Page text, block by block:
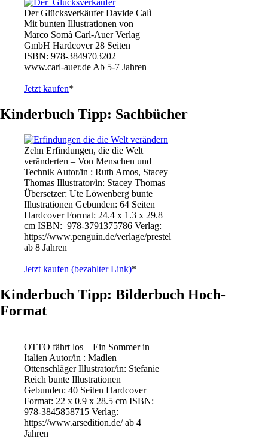
Der Glücksverkäufer Davide Calì
Mit bunten Illustrationen von
Marco Somà Carl-Auer Verlag
GmbH Hardcover 28 Seiten
ISBN: 978-3849703202
www.carl-auer.de Ab 5-7 Jahren
Jetzt kaufen*
Kinderbuch Tipp: Sachbücher
Zehn Erfindungen, die die Welt
veränderten – Von Menschen und
Technik Autor/in : Ruth Amos, Stacey
Thomas Illustrator/in: Stacey Thomas
Übersetzer: Ute Löwenberg bunte
Illustrationen Gebunden: 64 Seiten
Hardcover Format: 24.4 x 1.3 x 29.8
cm ISBN: ‎ 978-3791375786 Verlag:
https://www.penguin.de/verlage/prestel
ab 8 Jahren
Jetzt kaufen (bezahlter Link)*
Kinderbuch Tipp: Bilderbuch Hoch-
Format
OTTO fährt los – Ein Sommer in
Italien Autor/in : Madlen
Ottenschläger Illustrator/in: Stefanie
Reich bunte Illustrationen
Gebunden: 40 Seiten Hardcover
Format: 22 x 0.9 x 28.5 cm ISBN: ‎
978-3845858715 Verlag:
https://www.arsedition.de/ ab 4
Jahren